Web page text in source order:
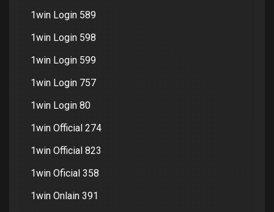
1win Login 589
1win Login 598
1win Login 599
1win Login 757
1win Login 80
1win Official 274
1win Official 823
1win Oficial 358
1win Onlain 391